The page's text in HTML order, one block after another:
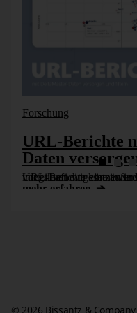
Forschung
URL-Berichte
Daten
URL-Berichte können in DeltaMaster auf vielfältige Weise vorteilhaft eingesetzt werden. Im kommenden Release
mehr erfahren
© 2026 Bissantz & Company